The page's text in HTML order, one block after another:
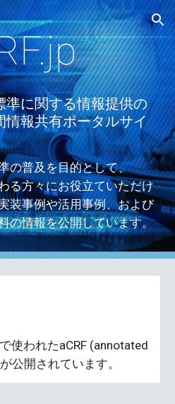
Skip to navigation
準に関する情報提供の
情報共有ポータルサイ
の普及を目的として、
る方々にお役立ていただけ
装事例や活用事例、および
の情報を公開しています。
使われたaCRF (annotated
公開されています。